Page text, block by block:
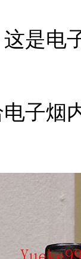
是电
子烟